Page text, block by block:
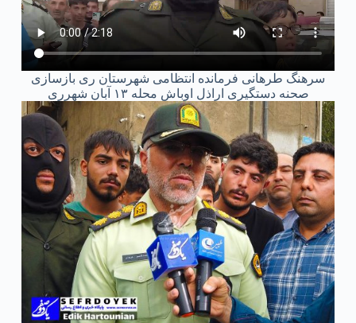
سرهنگ طرهانی فرمانده انتظامی شهرستان ری بازسازی
صحنه دستگیری اراذل اوباش محله ۱۳ آبان شهرری